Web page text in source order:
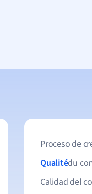
Proceso de
Qualitédu
Calidad del